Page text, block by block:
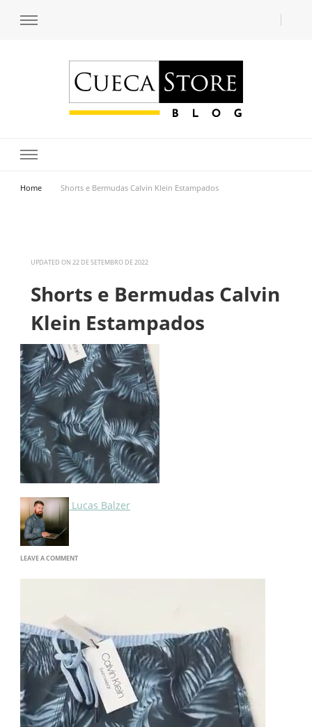
Home Shorts e Bermudas Calvin Klein Estampados
UPDATED ON 22 DE SETEMBRO DE 2022
Shorts e Bermudas Calvin
Klein Estampados
Lucas Balzer
LEAVE A COMMENTON
E
ESTAMPADOS